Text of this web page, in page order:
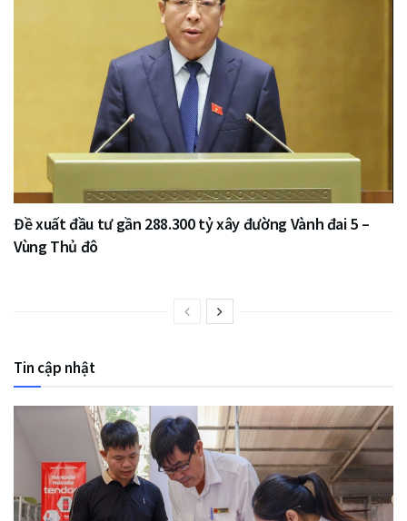
Đề xuất đầu tư gần 288.300 tỷ xây đường Vành đai 5 –
Vùng Thủ đô
Tin cập nhật